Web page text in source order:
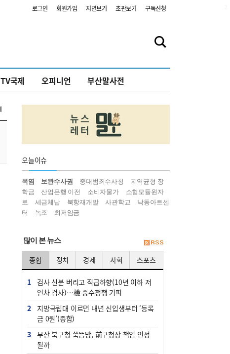
로그인 회원가입 지면보기 초판보기 구독신청
TV국제 오피니언 부산말사전
오늘이슈
폭염 보완수사권 중대범죄수사청
지역균형 장
학금
산업은행 이전 소비자물가
소형모듈원자
로
세금체납 북항재개발 사관학교
낙동아트센
터
녹조 최저임금
많이 본 뉴스
종합 정치 경제 사회 스포츠
1
검사 신분 버리고 직급하향(10년 이하 저
연차 검사)…檢 중수청행 기피
2
지방국립대 이르면 내년 신입생부터 ‘등록
금 0원’(종합)
3
부산 북구청 쑥뜸방, 前구청장 책임 인정
될까